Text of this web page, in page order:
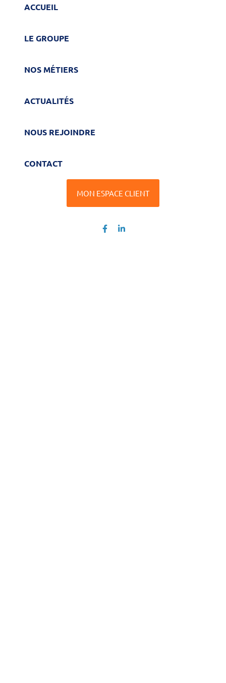
ACCUEIL
LE GROUPE
NOS MÉTIERS
ACTUALITÉS
NOUS REJOINDRE
CONTACT
MON ESPACE CLIENT